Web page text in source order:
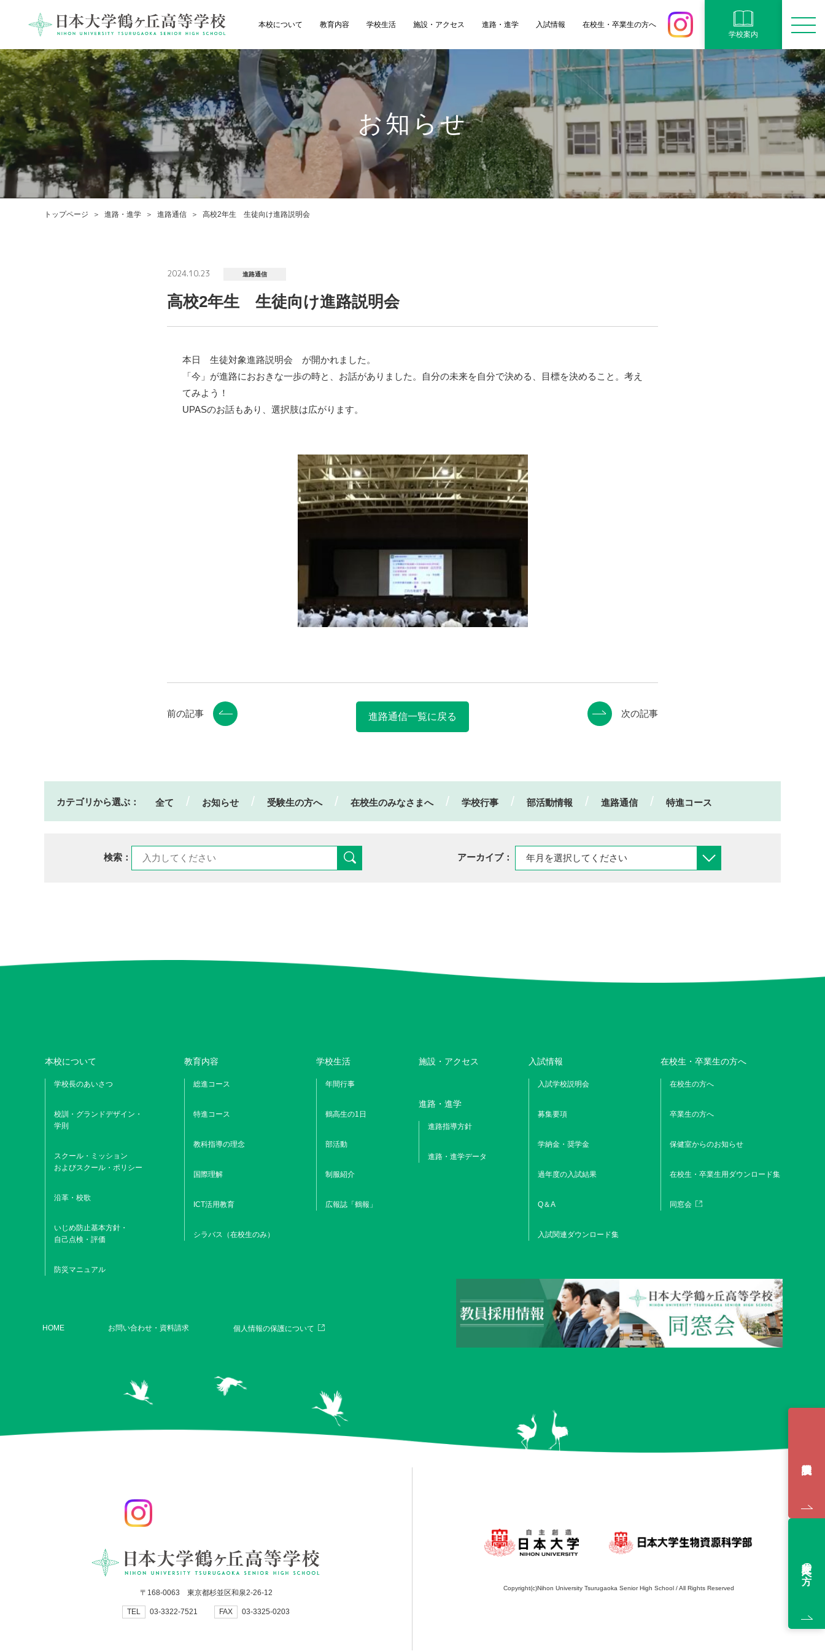
本校について 教育内容 学校生活 施設・アクセス 進路・進学 入試情報
在校生・卒業生の方へ
学校案内
お知らせ
トップページ 進路・進学 進路通信 高校2年生 生徒向け進路説明会
2024.10.23 進路通信
高校2年生 生徒向け進路説明会
本日 生徒対象進路説明会 が開かれました。
「今」が進路におおきな一歩の時と、お話がありました。自分の未来を自分で決める、目標を決めること。考え
てみよう！
UPASのお話もあり、選択肢は広がります。
前の記事 進路通信一覧に戻る 次の記事
カテゴリから選ぶ： 全て お知らせ 受験生の方へ 在校生のみなさまへ 学校行事 部活動情報 進路通信 特進コース
検索： アーカイブ：
受験生の方へ
本校について
学校長のあいさつ
校訓・グランドデザイン・
学則
スクール・ミッション
およびスクール・ポリシー
沿革・校歌
いじめ防止基本方針・
自己点検・評価
防災マニュアル
教育内容
総進コース
特進コース
教科指導の理念
国際理解
ICT活用教育
シラバス（在校生のみ）
学校生活
年間行事
鶴高生の1日
部活動
制服紹介
広報誌「鶴報」
施設・アクセス
進路・進学
進路指導方針
進路・進学データ
入試情報
入試学校説明会
募集要項
学納金・奨学金
過年度の入試結果
Q＆A
入試関連ダウンロード集
在校生・卒業生の方へ
在校生の方へ
卒業生の方へ
保健室からのお知らせ
在校生・卒業生用ダウンロード集
同窓会
HOME お問い合わせ・資料請求 個人情報の保護について
〒168-0063 東京都杉並区和泉2-26-12
TEL 03-3322-7521 FAX 03-3325-0203
Copyright(c)Nihon University Tsurugaoka Senior High School /All Rights Reserved